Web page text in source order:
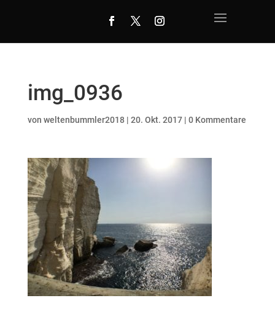
img_0936
von weltenbummler2018| 20. Okt. 2017| 0 Kommentare